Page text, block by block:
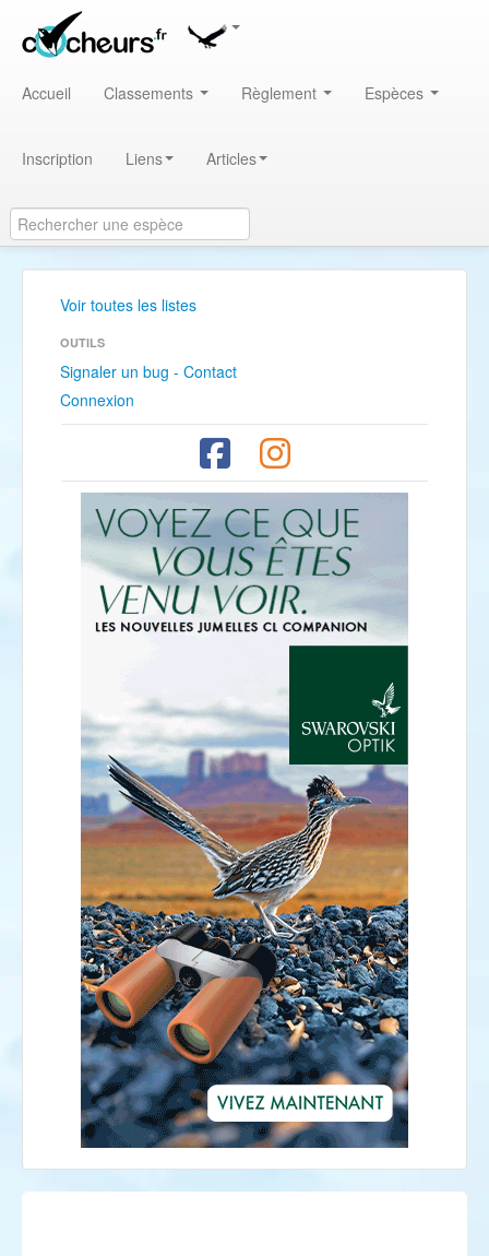
Accueil Classements Règlement Espèces
Inscription Liens Articles
Voir toutes les listes
OUTILS
Signaler un bug - Contact
Connexion